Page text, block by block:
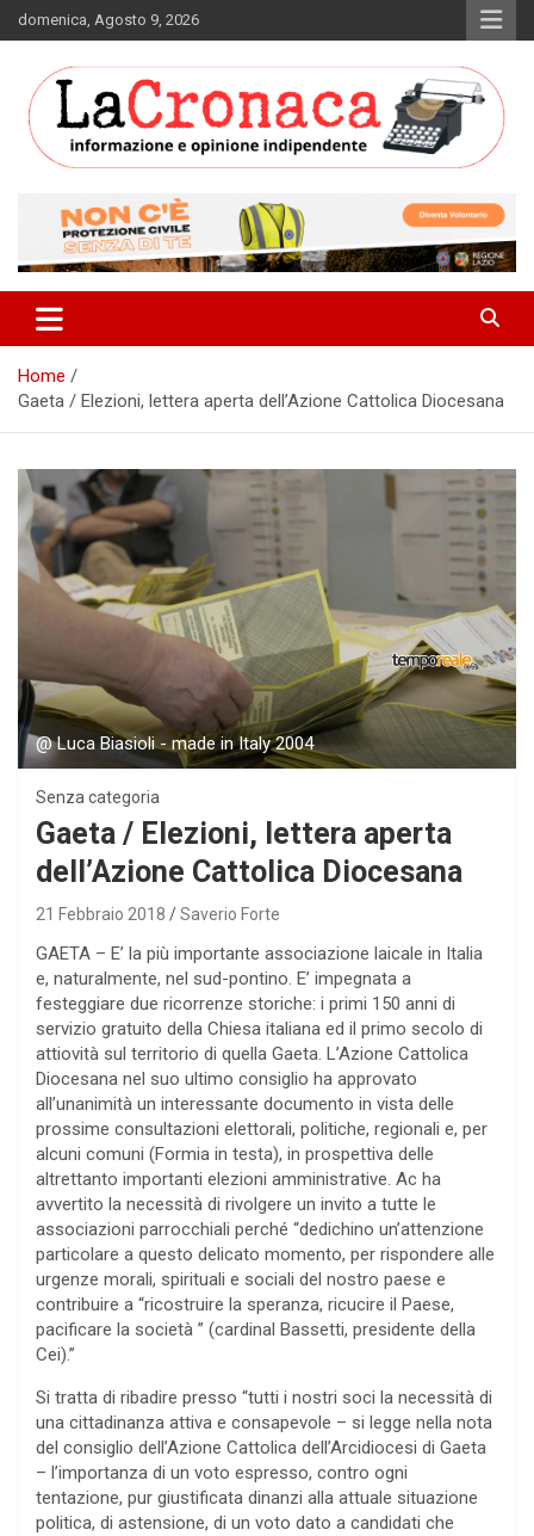
Skip
to
domenica, Agosto 9, 2026
La Cronaca Quotidiano
Home
Gaeta / Elezioni, lettera aperta dell’Azione Cattolica Diocesana
@ Luca Biasioli - made in Italy 2004
Senza categoria
Gaeta / Elezioni, lettera aperta
dell’Azione Cattolica Diocesana
21 Febbraio 2018 Saverio Forte
GAETA – E’ la più importante associazione laicale in Italia
e, naturalmente, nel sud-pontino. E’ impegnata a
festeggiare due ricorrenze storiche: i primi 150 anni di
servizio gratuito della Chiesa italiana ed il primo secolo di
attiovità sul territorio di quella Gaeta. L’Azione Cattolica
Diocesana nel suo ultimo consiglio ha approvato
all’unanimità un interessante documento in vista delle
prossime consultazioni elettorali, politiche, regionali e, per
alcuni comuni (Formia in testa), in prospettiva delle
altrettanto importanti elezioni amministrative. Ac ha
avvertito la necessità di rivolgere un invito a tutte le
associazioni parrocchiali perché “dedichino un’attenzione
particolare a questo delicato momento, per rispondere alle
urgenze morali, spirituali e sociali del nostro paese e
contribuire a “ricostruire la speranza, ricucire il Paese,
pacificare la società ” (cardinal Bassetti, presidente della
Cei).”
Si tratta di ribadire presso “tutti i nostri soci la necessità di
una cittadinanza attiva e consapevole – si legge nella nota
del consiglio dell’Azione Cattolica dell’Arcidiocesi di Gaeta
– l’importanza di un voto espresso, contro ogni
tentazione, pur giustificata dinanzi alla attuale situazione
politica, di astensione, di un voto dato a candidati che